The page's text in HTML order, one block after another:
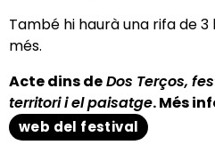
També hi haurà una rifa de
més.
Acte dins deDos Terços,
territori i el paisatge. Més
web del festival